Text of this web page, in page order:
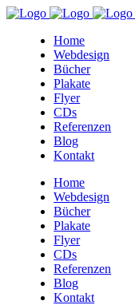
Home
Webdesign
Bücher
Plakate
Flyer
CDs
Referenzen
Blog
Kontakt
Home
Webdesign
Bücher
Plakate
Flyer
CDs
Referenzen
Blog
Kontakt